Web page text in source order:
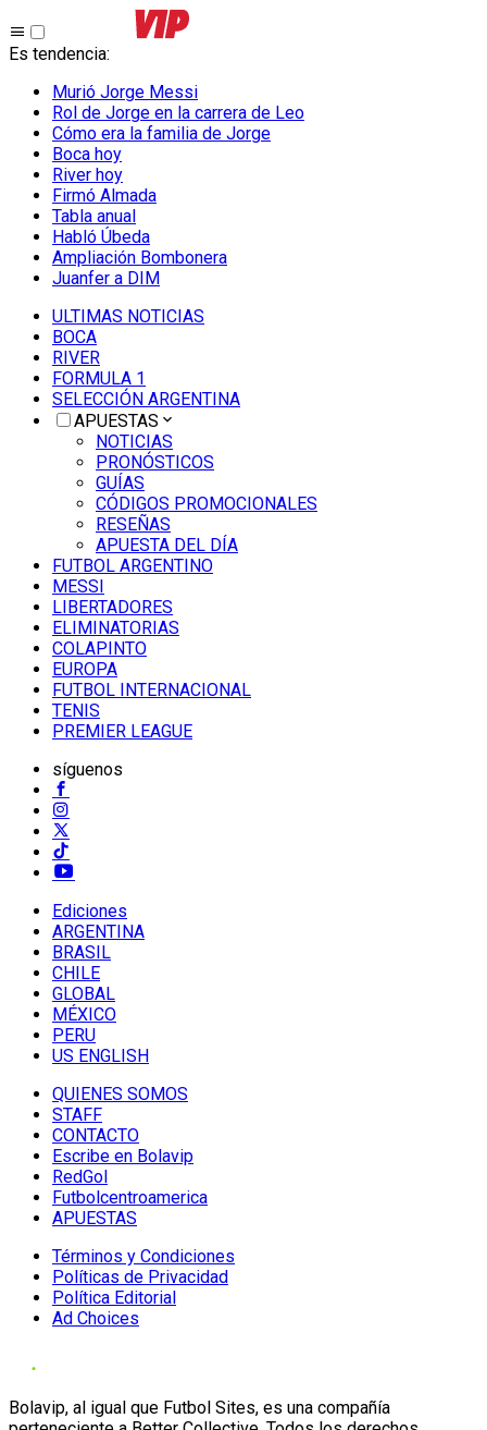
Es tendencia:
Murió Jorge Messi
Rol de Jorge en la carrera de Leo
Cómo era la familia de Jorge
Boca hoy
River hoy
Firmó Almada
Tabla anual
Habló Úbeda
Ampliación Bombonera
Juanfer a DIM
ULTIMAS NOTICIAS
BOCA
RIVER
FORMULA 1
SELECCIÓN ARGENTINA
APUESTAS
NOTICIAS
PRONÓSTICOS
GUÍAS
CÓDIGOS PROMOCIONALES
RESEÑAS
APUESTA DEL DÍA
FUTBOL ARGENTINO
MESSI
LIBERTADORES
ELIMINATORIAS
COLAPINTO
EUROPA
FUTBOL INTERNACIONAL
TENIS
PREMIER LEAGUE
síguenos
Ediciones
ARGENTINA
BRASIL
CHILE
GLOBAL
MÉXICO
PERU
US ENGLISH
QUIENES SOMOS
STAFF
CONTACTO
Escribe en Bolavip
RedGol
Futbolcentroamerica
APUESTAS
Términos y Condiciones
Políticas de Privacidad
Política Editorial
Ad Choices
Bolavip, al igual que Futbol Sites, es una compañía